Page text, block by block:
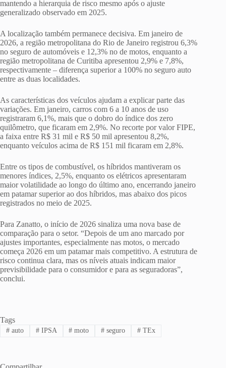
mantendo a hierarquia de risco mesmo após o ajuste
generalizado observado em 2025.
A localização também permanece decisiva. Em janeiro de
2026, a região metropolitana do Rio de Janeiro registrou 6,3%
no seguro de automóveis e 12,3% no de motos, enquanto a
região metropolitana de Curitiba apresentou 2,9% e 7,8%,
respectivamente – diferença superior a 100% no seguro auto
entre as duas localidades.
As características dos veículos ajudam a explicar parte das
variações. Em janeiro, carros com 6 a 10 anos de uso
registraram 6,1%, mais que o dobro do índice dos zero
quilômetro, que ficaram em 2,9%. No recorte por valor FIPE,
a faixa entre R$ 31 mil e R$ 50 mil apresentou 8,2%,
enquanto veículos acima de R$ 151 mil ficaram em 2,8%.
Entre os tipos de combustível, os híbridos mantiveram os
menores índices, 2,5%, enquanto os elétricos apresentaram
maior volatilidade ao longo do último ano, encerrando janeiro
em patamar superior ao dos híbridos, mas abaixo dos picos
registrados no meio de 2025.
Para Zanatto, o início de 2026 sinaliza uma nova base de
comparação para o setor. “Depois de um ano marcado por
ajustes importantes, especialmente nas motos, o mercado
começa 2026 em um patamar mais competitivo. A estrutura de
risco continua clara, mas os níveis atuais indicam maior
previsibilidade para o consumidor e para as seguradoras”,
conclui.
Tags
#auto #IPSA # moto # seguro # TEx